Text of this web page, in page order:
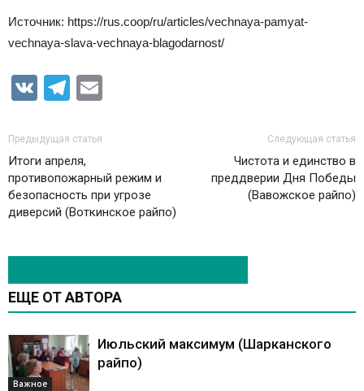
Источник: https://rus.coop/ru/articles/vechnaya-pamyat-
vechnaya-slava-vechnaya-blagodarnost/
VK Telegram
Предыдущая статья
Итоги апреля,
противопожарный режим и
безопасность при угрозе
диверсий (Воткинское райпо)
Следующая статья
Чистота и единство в
преддверии Дня Победы
(Вавожское райпо)
ЕЩЕ ОТ АВТОРА
Важное
Июльский максимум (Шарканского
райпо)